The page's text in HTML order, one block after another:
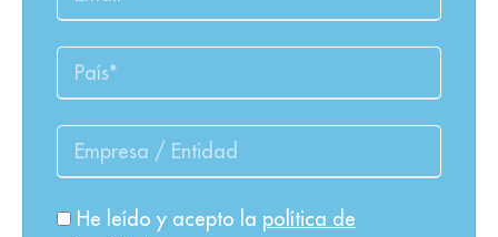
He leído y acepto la política de